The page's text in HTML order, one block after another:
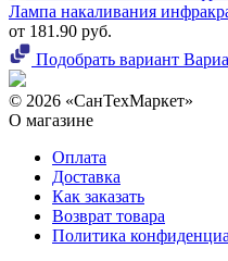
Лампа накаливания
от 181.90 руб.
Подобрать вариант
© 2026 «СанТехМаркет»
О магазине
Оплата
Доставка
Как заказать
Возврат товара
Политика